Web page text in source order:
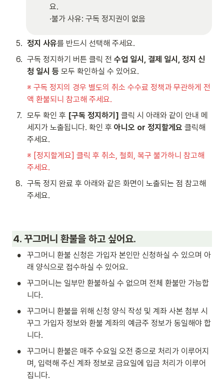
요.
·불가 사유: 구독 정지권이 없음
5. 정지 사유를 반드시 선택해 주세요.
6. 구독 정지하기 버튼 클릭 전 수업 일시, 결제 일시, 정지 신
청 일시 등 모두 확인하실 수 있어요.
※ 구독 정지의 경우 별도의 취소 수수료 정책과 무관하게 전
액 환불되니 참고해 주세요.
7. 모두 확인 후 [구독 정지하기] 클릭 시 아래와 같이 안내 메
세지가 노출됩니다. 확인 후 아니오 or 정지할게요 클릭해
주세요.
※ [정지할게요] 클릭 후 취소, 철회, 복구 불가하니 참고해
주세요.
8. 구독 정지 완료 후 아래와 같은 화면이 노출되는 점 참고해
주세요.
4. 꾸그머니 환불을 하고 싶어요.
•
꾸그머니 환불 신청은 가입자 본인만 신청하실 수 있으며 아
래 양식으로 접수하실 수 있어요.
•
꾸그머니는 일부만 환불하실 수 없으며 전체 환불만 가능합
니다.
•
꾸그머니 환불을 위해 신청 양식 작성 및 계좌 사본 첨부 시
꾸그 가입자 정보와 환불 계좌의 예금주 정보가 동일해야 합
니다.
•
꾸그머니 환불은 매주 수요일 오전 중으로 처리가 이루어지
며, 입력해 주신 계좌 정보로 금요일에 입금 처리가 이루어
집니다.